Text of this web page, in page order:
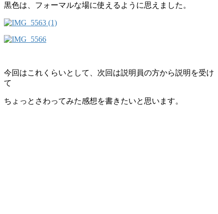
黒色は、フォーマルな場に使えるように思えました。
今回はこれくらいとして、次回は説明員の方から説明を受け
て
ちょっとさわってみた感想を書きたいと思います。